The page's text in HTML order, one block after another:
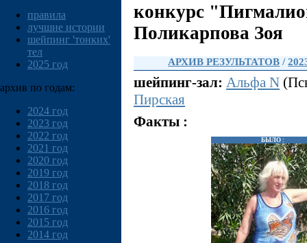
правила
лучшие истории
шейпинг 'тонких'
тел
2025 год
архив по годам:
2024 год
2023 год
2022 год
2021 год
2020 год
2019 год
2018 год
2017 год
2016 год
2015 год
2014 год
конкурс
Поликарпова Зоя
АРХИВ РЕЗУЛЬТАТОВ /
шейпинг-зал: Альфа N
Пирская
Факты :
БЫЛО :